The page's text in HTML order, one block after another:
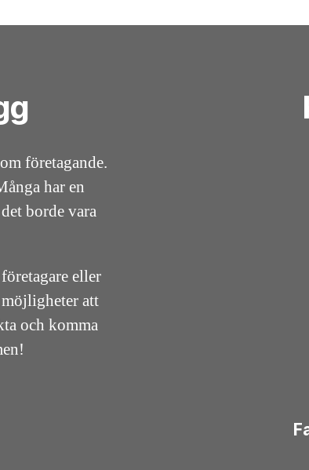
företagande.
har en
borde vara
eller
att
och komma